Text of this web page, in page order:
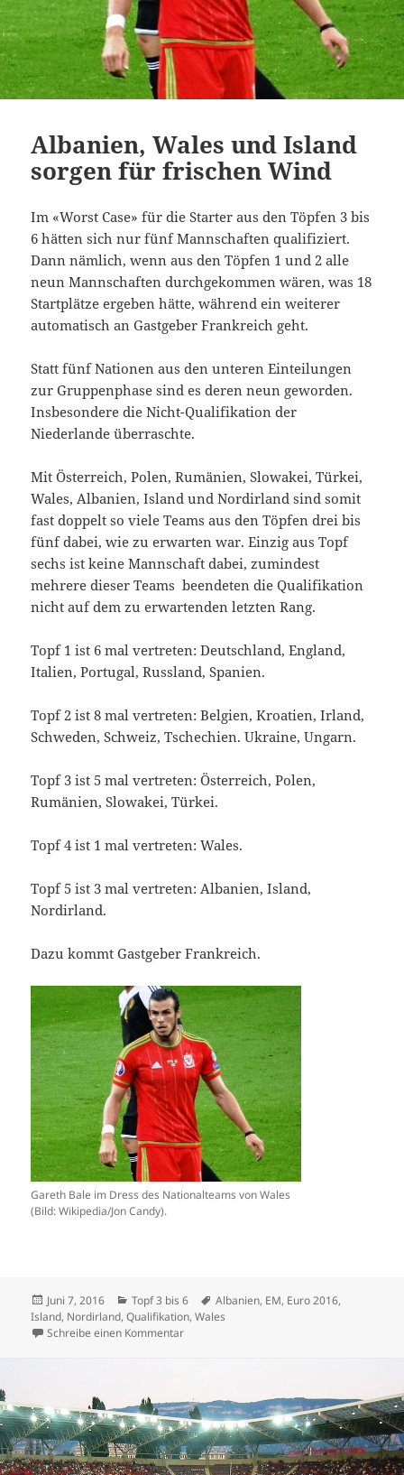
Albanien, Wales und Island
sorgen für frischen Wind
Im «Worst Case» für die Starter aus den Töpfen 3 bis
6 hätten sich nur fünf Mannschaften qualifiziert.
Dann nämlich, wenn aus den Töpfen 1 und 2 alle
neun Mannschaften durchgekommen wären, was 18
Startplätze ergeben hätte, während ein weiterer
automatisch an Gastgeber Frankreich geht.
Statt fünf Nationen aus den unteren Einteilungen
zur Gruppenphase sind es deren neun geworden.
Insbesondere die Nicht-Qualifikation der
Niederlande überraschte.
Mit Österreich, Polen, Rumänien, Slowakei, Türkei,
Wales, Albanien, Island und Nordirland sind somit
fast doppelt so viele Teams aus den Töpfen drei bis
fünf dabei, wie zu erwarten war. Einzig aus Topf
sechs ist keine Mannschaft dabei, zumindest
mehrere dieser Teams beendeten die Qualifikation
nicht auf dem zu erwartenden letzten Rang.
Topf 1 ist 6 mal vertreten: Deutschland, England,
Italien, Portugal, Russland, Spanien.
Topf 2 ist 8 mal vertreten: Belgien, Kroatien, Irland,
Schweden, Schweiz, Tschechien. Ukraine, Ungarn.
Topf 3 ist 5 mal vertreten: Österreich, Polen,
Rumänien, Slowakei, Türkei.
Topf 4 ist 1 mal vertreten: Wales.
Topf 5 ist 3 mal vertreten: Albanien, Island,
Nordirland.
Dazu kommt Gastgeber Frankreich.
Gareth Bale im Dress des Nationalteams von Wales
(Bild: Wikipedia/Jon Candy).
Veröffentlicht
am
Juni 7, 2016 Kategorien
Topf 3 bis 6 Schlagwörter
Albanien, EM, Euro 2016,
Island, Nordirland,Qualifikation,Wales
Schreibe einen Kommentarzu Albanien, Wales und Island sorgen für